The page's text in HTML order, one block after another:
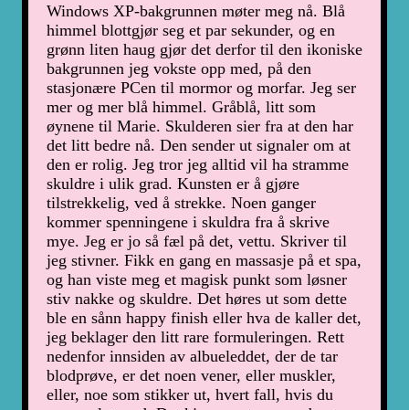
Windows XP-bakgrunnen møter meg nå. Blå
himmel blottgjør seg et par sekunder, og en
grønn liten haug gjør det derfor til den ikoniske
bakgrunnen jeg vokste opp med, på den
stasjonære PCen til mormor og morfar. Jeg ser
mer og mer blå himmel. Gråblå, litt som
øynene til Marie. Skulderen sier fra at den har
det litt bedre nå. Den sender ut signaler om at
den er rolig. Jeg tror jeg alltid vil ha stramme
skuldre i ulik grad. Kunsten er å gjøre
tilstrekkelig, ved å strekke. Noen ganger
kommer spenningene i skuldra fra å skrive
mye. Jeg er jo så fæl på det, vettu. Skriver til
jeg stivner. Fikk en gang en massasje på et spa,
og han viste meg et magisk punkt som løsner
stiv nakke og skuldre. Det høres ut som dette
ble en sånn happy finish eller hva de kaller det,
jeg beklager den litt rare formuleringen. Rett
nedenfor innsiden av albueleddet, der de tar
blodprøve, er det noen vener, eller muskler,
eller, noe som stikker ut, hvert fall, hvis du